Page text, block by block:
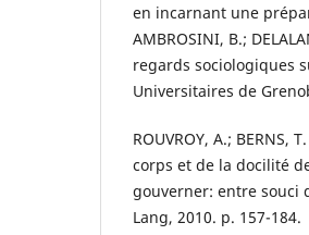
en incarnant une
AMBROSINI, B.;
regards sociologiques
Universitaires de
ROUVROY, A.;
corps et de la docilité
gouverner: entre souci
Lang, 2010. p. 157-184.